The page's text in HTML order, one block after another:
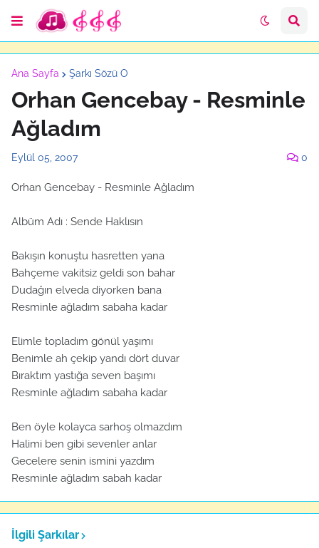
Ana Sayfa Şarkı Sözü O
Orhan Gencebay - Resminle
Ağladım
Eylül 05, 2007 0
Orhan Gencebay - Resminle Ağladım
Albüm Adı : Sende Haklısın
Bakışın konuştu hasretten yana
Bahçeme vakitsiz geldi son bahar
Dudağın elveda diyorken bana
Resminle ağladım sabaha kadar
Elimle topladım gönül yaşımı
Benimle ah çekip yandı dört duvar
Bıraktım yastığa seven başımı
Resminle ağladım sabaha kadar
Ben öyle kolayca sarhoş olmazdım
Halimi ben gibi sevenler anlar
Gecelere senin ismini yazdım
Resminle ağladım sabah kadar
İlgili Şarkılar